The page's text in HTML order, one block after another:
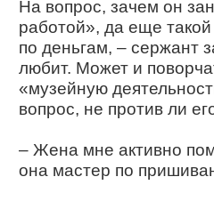
На вопрос, зачем он
работой», да еще
по деньгам, – сержант
любит. Может и
«музейную
вопрос, не против ли
– Жена мне активно
она мастер по